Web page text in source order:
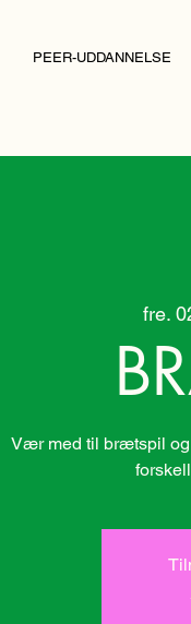
PEER-UDDANNELSE
fre.
Vær med til brætspil